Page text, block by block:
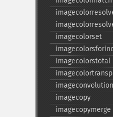
imagecolorset
imagecolorstotal
imageconvolution
imagecopy
imagecopymerge